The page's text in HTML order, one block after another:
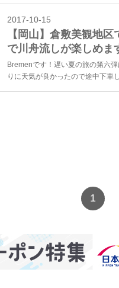
2017-10-15
【岡山】倉敷美観地
で川舟流しが楽しめま
Bremenです！遅い夏の旅の第六
りに天気が良かったので途中下車
1